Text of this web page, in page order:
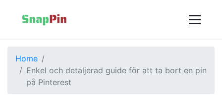
Home
Enkel och detaljerad guide för att ta bort en pin
på Pinterest